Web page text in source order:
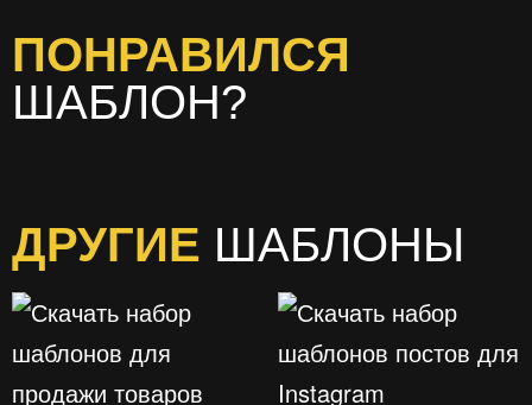
ПОНРАВИЛСЯ
ШАБЛОН?
ДРУГИЕ ШАБЛОНЫ